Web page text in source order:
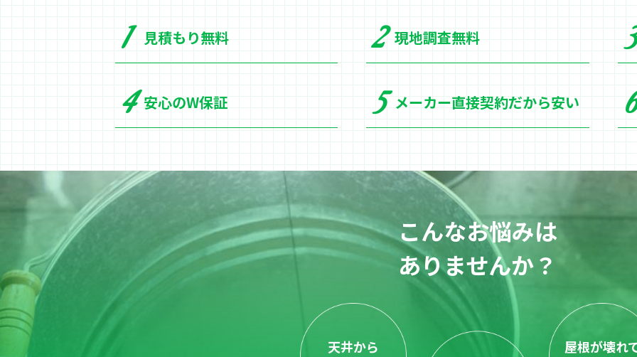
見積もり無料 現地調査無料
安心のW保証 メーカー直接契約だから安い
こんなお悩みは
ありませんか？
天井から
屋根が壊れ